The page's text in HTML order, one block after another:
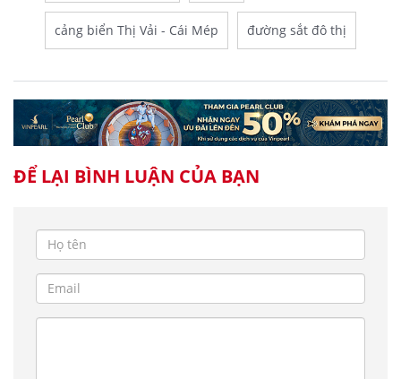
cảng biển Thị Vải - Cái Mép đường sắt đô thị
ĐỂ LẠI BÌNH LUẬN CỦA BẠN